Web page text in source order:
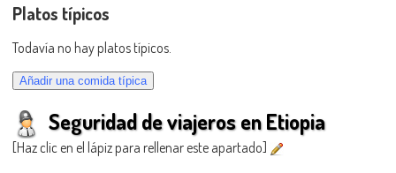
Platos típicos
Todavía no hay platos típicos.
Seguridad de viajeros en Etiopia
[Haz clic en el lápiz para rellenar este apartado]